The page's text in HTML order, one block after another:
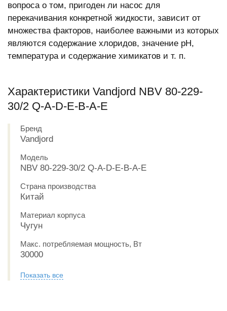
вопроса о том, пригоден ли насос для
перекачивания конкретной жидкости, зависит от
множества факторов, наиболее важными из которых
являются содержание хлоридов, значение pH,
температура и содержание химикатов и т. п.
Характеристики Vandjord NBV 80-229-
30/2 Q-A-D-E-B-A-E
Бренд
Vandjord
Модель
NBV 80-229-30/2 Q-A-D-E-B-A-E
Страна производства
Китай
Материал корпуса
Чугун
Макс. потребляемая мощность, Вт
30000
Показать все